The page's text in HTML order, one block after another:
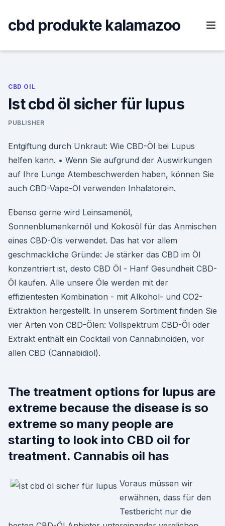
content
cbd produkte kalamazoo
CBD OIL
Ist cbd öl sicher für lupus
PUBLISHER
Entgiftung durch Unkraut: Wie CBD-Öl bei Lupus
helfen kann. • Wenn Sie aufgrund der Auswirkungen
auf Ihre Lunge Atembeschwerden haben, können Sie
auch CBD-Vape-Öl verwenden Inhalatorein.
Ebenso gerne wird Leinsamenöl,
Sonnenblumenkernöl und Kokosöl für das Anmischen
eines CBD-Öls verwendet. Das hat vor allem
geschmackliche Gründe: Je stärker das CBD im Öl
konzentriert ist, desto CBD Öl - Hanf Gesundheit CBD-
Öl kaufen. Alle unsere Öle werden mit der
effizientesten Kombination - mit Alkohol- und CO2-
Extraktion hergestellt. In unserem Sortiment finden Sie
vier Arten von CBD-Ölen: Vollspektrum CBD-Öl oder
Extrakt enthält ein Cocktail von Cannabinoiden, vor
allen CBD (Cannabidiol).
The treatment options for lupus are
extreme because the disease is so
extreme so many people are
starting to look into CBD oil for
treatment. Cannabis oil has
Voraus müssen wir
erwähnen, dass für den
Testbericht nur die